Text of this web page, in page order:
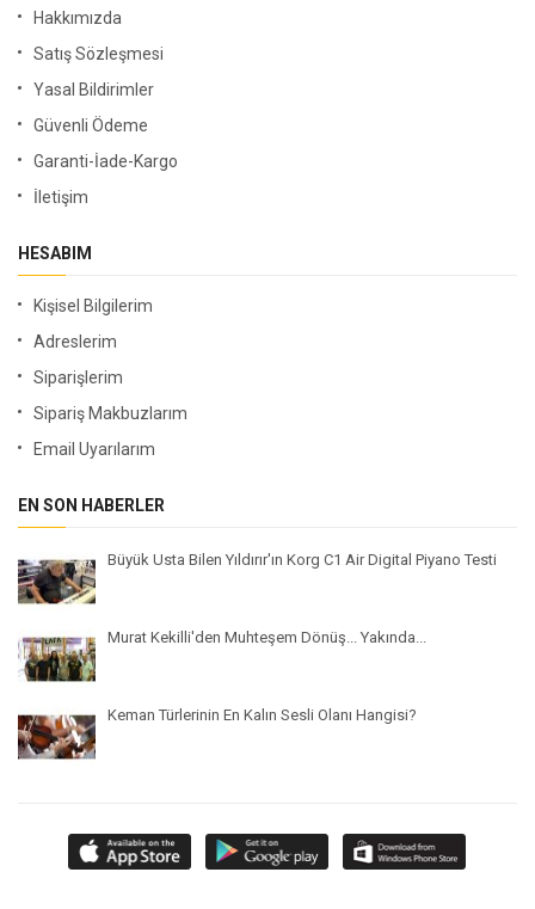
Hakkımızda
Satış Sözleşmesi
Yasal Bildirimler
Güvenli Ödeme
Garanti-İade-Kargo
İletişim
HESABIM
Kişisel Bilgilerim
Adreslerim
Siparişlerim
Sipariş Makbuzlarım
Email Uyarılarım
EN SON HABERLER
Büyük Usta Bilen Yıldırır'ın Korg C1 Air Digital Piyano Testi
Murat Kekilli'den Muhteşem Dönüş... Yakında...
Keman Türlerinin En Kalın Sesli Olanı Hangisi?